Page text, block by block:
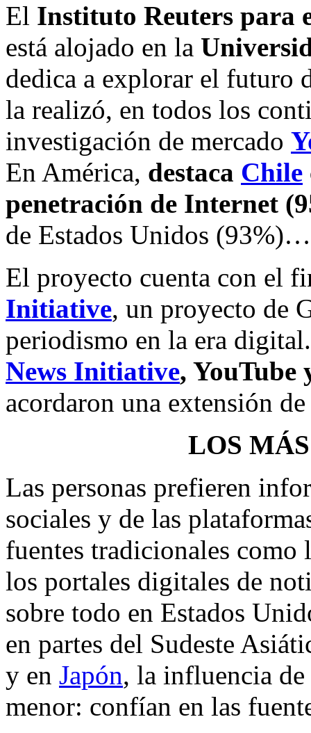
El Instituto Reuters para
está alojado en la
dedica a explorar el futuro
la realizó, en todos los
investigación de mercado
En América, destaca Chile
penetración de Internet
de Estados Unidos (93%)…
El proyecto cuenta con el
Initiative, un proyecto de
periodismo en la era
News Initiative, YouTube
acordaron una extensión
LOS
Las personas prefieren
sociales y de las
fuentes tradicionales como
los portales digitales de
sobre todo en Estados
en partes del Sudeste
y en Japón, la influencia de
menor: confían en las